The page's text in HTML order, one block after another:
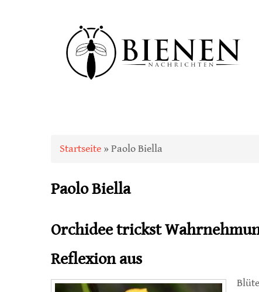
Sie sind hier
Startseite » Paolo Biella
Paolo Biella
Orchidee trickst
Reflexion aus